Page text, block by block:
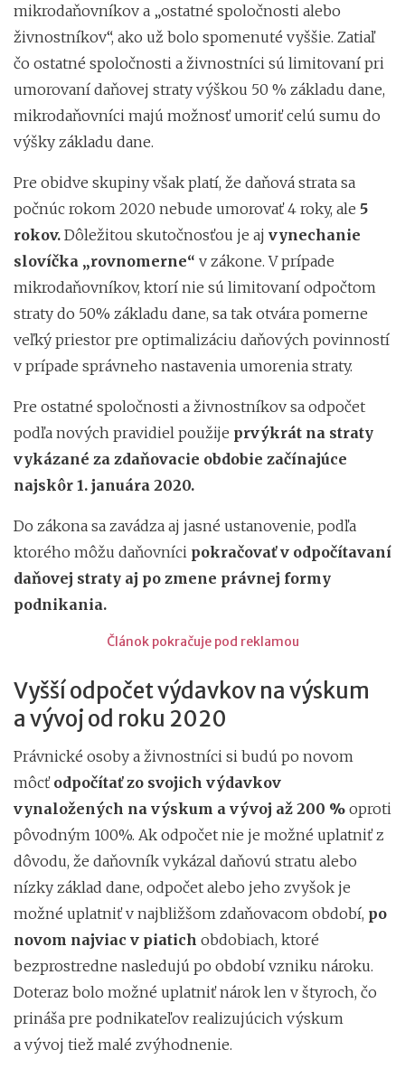
mikrodaňovníkov a „ostatné spoločnosti alebo
živnostníkov“, ako už bolo spomenuté vyššie. Zatiaľ
čo ostatné spoločnosti a živnostníci sú limitovaní pri
umorovaní daňovej straty výškou 50 % základu dane,
mikrodaňovníci majú možnosť umoriť celú sumu do
výšky základu dane.
Pre obidve skupiny však platí, že daňová strata sa
počnúc rokom 2020 nebude umorovať 4 roky, ale 5
rokov. Dôležitou skutočnosťou je aj vynechanie
slovíčka „rovnomerne“ v zákone. V prípade
mikrodaňovníkov, ktorí nie sú limitovaní odpočtom
straty do 50% základu dane, sa tak otvára pomerne
veľký priestor pre optimalizáciu daňových povinností
v prípade správneho nastavenia umorenia straty.
Pre ostatné spoločnosti a živnostníkov sa odpočet
podľa nových pravidiel použije prvýkrát na straty
vykázané za zdaňovacie obdobie začínajúce
najskôr 1. januára 2020.
Do zákona sa zavádza aj jasné ustanovenie, podľa
ktorého môžu daňovníci pokračovať v odpočítavaní
daňovej straty aj po zmene právnej formy
podnikania.
Článok pokračuje pod reklamou
Vyšší odpočet výdavkov na výskum
a vývoj od roku 2020
Právnické osoby a živnostníci si budú po novom
môcť odpočítať zo svojich výdavkov
vynaložených na výskum a vývoj až 200 % oproti
pôvodným 100%. Ak odpočet nie je možné uplatniť z
dôvodu, že daňovník vykázal daňovú stratu alebo
nízky základ dane, odpočet alebo jeho zvyšok je
možné uplatniť v najbližšom zdaňovacom období, po
novom najviac v piatich obdobiach, ktoré
bezprostredne nasledujú po období vzniku nároku.
Doteraz bolo možné uplatniť nárok len v štyroch, čo
prináša pre podnikateľov realizujúcich výskum
a vývoj tiež malé zvýhodnenie.